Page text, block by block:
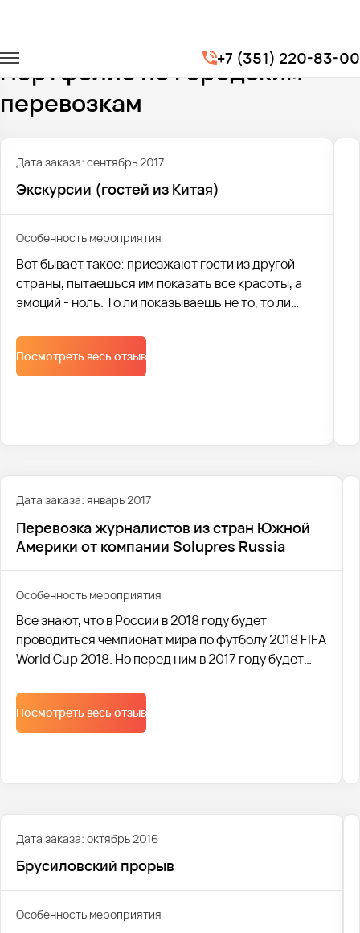
+7 (351) 220-83-00
Городские перевозки
Портфолио по городским
перевозкам
Дата заказа: сентябрь 2017
Экскурсии (гостей из Китая)
Особенность мероприятия
Вот бывает такое: приезжают гости из другой
страны, пытаешься им показать все красоты, а
эмоций - ноль. То ли показываешь не то, то ли
своеобразного Китая? Что уж тогда говорить?
Посмотреть весь отзыв
Дата заказа: январь 2017
Перевозка журналистов из стран Южной
Америки от компании Solupres Russia
Особенность мероприятия
Все знают, что в России в 2018 году будет
проводиться чемпионат мира по футболу 2018 FIFA
World Cup 2018. Но перед ним в 2017 году будет
среди национальных сборных, проводимый под
эгидой ФИФА, именуемый как кубок конфедераций.
Событие мирового масштаба съедутся освещать
Посмотреть весь отзыв
Дата заказа: октябрь 2016
Брусиловский прорыв
Особенность мероприятия